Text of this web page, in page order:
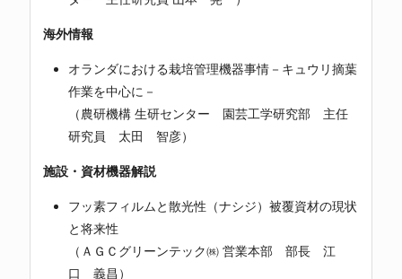
海外情報
オランダにおける栽培管理機器事情－キュウリ摘葉
作業を中心に－
（農研機構 生研センター 園芸工学研究部 主任
研究員 太田 智彦）
施設・資材機器解説
フッ素フィルムと散光性（ナシジ）被覆資材の現状
と将来性
（ＡＧＣグリーンテック㈱ 営業本部 部長 江
口 義昌）